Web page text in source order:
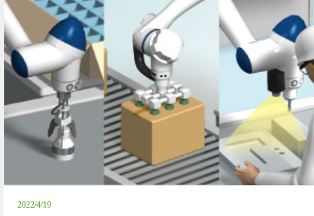
2022/4/19